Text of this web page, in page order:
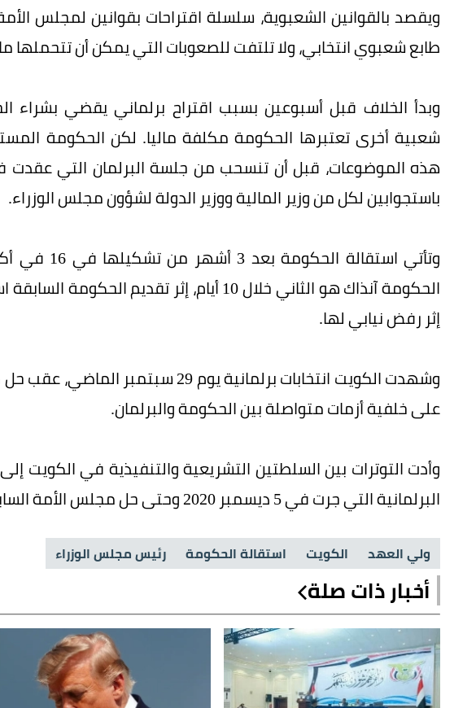
ويقصد بالقوانين الشعبوية، سلسلة اقتراحات بقوانين لمجلس
طابع شعبوي انتخابي، ولا تلتفت للصعوبات التي يمكن أن تتحملها
وبدأ الخلاف قبل أسبوعين بسبب اقتراح برلماني يقضي بشراء
شعبية أخرى تعتبرها الحكومة مكلفة ماليا. لكن الحكومة
باستجوابين لكل من وزير المالية ووزير الدولة لشؤون مجلس الوزراء.
وتأتي
إثر رفض نيابي لها.
على خلفية أزمات متواصلة بين الحكومة والبرلمان.
وأدت التوترات بين السلطتين التشريعية والتنفيذية في الكويت
البرلمانية التي جرت في 5 ديسمبر 2020 وحتى حل مجلس الأمة السابق في 2 أغسطس الماضي.
ولي العهد الكويت استقالة الحكومة رئيس مجلس الوزراء
أخبار ذات صلة